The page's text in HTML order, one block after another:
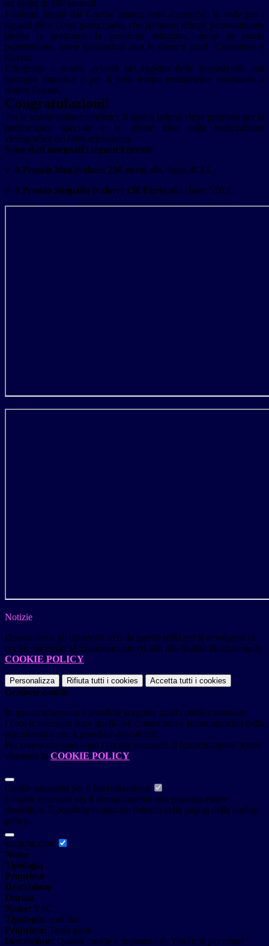
un trailer di 180 secondi.
I volumi donati dal Goethe Institut sono disponibili in sede per i
ragazzi delle classi partecipanti, che potranno ritirarli personalmente
presso la portineria la prossima settimana, anche in orario
pomeridiano, come concordato con le docenti proff. Costantino e
Guerri.
L’ingresso a scuola avverrà nel rispetto delle disposizioni anti
contagio impartite e per il solo tempo strettamente necessario a
ritirare l’opera.
Congratulazioni!
Tra le scuole italiane vincitrici, il nostro istituto viene premiato per la
performance speciale e le ottime idee nella realizzazione
videografica del libro selezionato.
Sono stati assegnati i seguenti premi:
v Il Premio Idea (valore: 250 euro) alla classe 4CLL
v Il Premio Simpatia (valore: 150 Euro) alla classe 5DLL
Notizie
Questo sito o gli strumenti terzi da questo utilizzati si avvalgono di
cookie necessari al funzionamento ed utili alle finalità illustrate nella
COOKIE POLICY.
Personalizza Rifiuta tutti i cookies Accetta tutti i cookies
Gestione cookie
In questa schermata è possibile scegliere quali cookie consentire.
I cookie necessari sono quelli che consentono il funzionamento della
piattaforma e non è possibile disabilitarli.
Per conoscere quali sono i cookie necessari al funzionamento potete
visionare la COOKIE POLICY.
Cookie necessari per il funzionamento
I cookie necessari per il funzionamento non possono essere
disabilitati. È possibile consultare l'elenco nella pagina della cookie
policy.
youtube.com
Nome
Tipologia
Proprieta
Descrizione
Durata
Nome: YSC
Tipologia: analitico
Proprieta: Terza-parte
Descrizione: Questo cookie è impostato da YouTube per tenere